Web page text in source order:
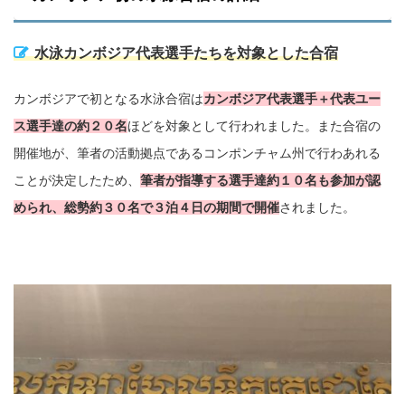
水泳カンボジア代表選手たちを対象とした合宿
カンボジアで初となる水泳合宿はカンボジア代表選手＋代表ユー
ス選手達の約２０名ほどを対象として行われました。また合宿の
開催地が、筆者の活動拠点であるコンポンチャム州で行わあれる
ことが決定したため、 筆者が指導する選手達約１０名も参加が認
められ、総勢約３０名で３泊４日の期間で開催されました。